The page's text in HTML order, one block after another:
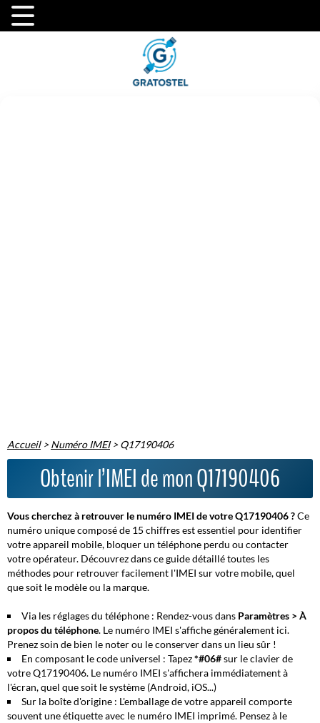
Accueil>Numéro IMEI>Q17190406
Obtenir l’IMEI de mon Q17190406
Vous cherchez à retrouver le numéro IMEI de votre Q17190406 ?Ce
numéro unique composé de 15 chiffres est essentiel pour identifier
votre appareil mobile, bloquer un téléphone perdu ou contacter
votre opérateur. Découvrez dans ce guide détaillé toutes les
méthodes pour retrouver facilement l'IMEI sur votre mobile, quel
que soit le modèle ou la marque.
Via les réglages du téléphone : Rendez-vous dans Paramètres > À
propos du téléphone. Le numéro IMEI s'affiche généralement ici.
Prenez soin de bien le noter ou le conserver dans un lieu sûr !
En composant le code universel : Tapez*#06#sur le clavier de
votre Q17190406. Le numéro IMEI s'affichera immédiatement à
l'écran, quel que soit le système (Android, iOS...)
Sur la boîte d'origine : L'emballage de votre appareil comporte
souvent une étiquette avec le numéro IMEI imprimé. Pensez à le